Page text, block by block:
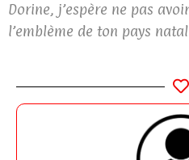
Dorine, j’espère ne pas
l’emblème de ton pays natal